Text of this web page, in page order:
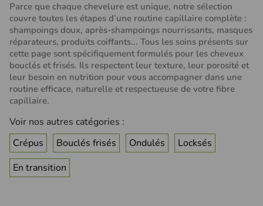
Parce que chaque chevelure est unique, notre sélection
couvre toutes les étapes d’une routine capillaire complète :
shampoings doux, après-shampoings nourrissants, masques
réparateurs, produits coiffants... Tous les soins présents sur
cette page sont spécifiquement formulés pour les cheveux
bouclés et frisés. Ils respectent leur texture, leur porosité et
leur besoin en nutrition pour vous accompagner dans une
routine efficace, naturelle et respectueuse de votre fibre
capillaire.
Voir nos autres catégories :
Crépus
Bouclés frisés Ondulés
Locksés
En transition